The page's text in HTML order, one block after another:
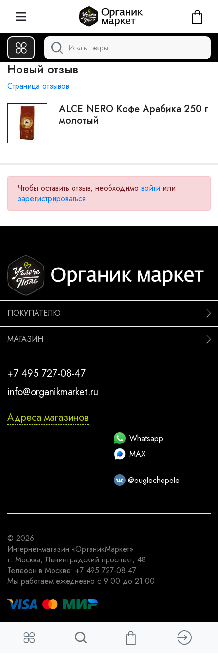
Новый отзыв
Страница отзывов
ALCE NERO Кофе Арабика 250 г
молотый
Чтобы оставить отзыв, необходимо войти или
зарегистрироваться
ПОКУПАТЕЛЮ
МАГАЗИН
+7 495 727-08-47
info@organikmarket.ru
Адреса магазинов
Whatsapp
MAX
@ouglechepole
© 2026
Интернет-магазин «ОрганикМаркет»
г. Москва, Ленинградский проспект, 48
Телефон в Москве: +7 495 727-08-47
Мы работаем ежедневно с 9:00 до 21:00